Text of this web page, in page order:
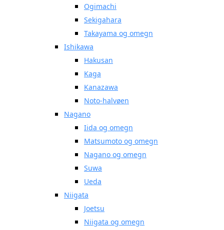
Ogimachi
Sekigahara
Takayama og omegn
Ishikawa
Hakusan
Kaga
Kanazawa
Noto-halvøen
Nagano
Iida og omegn
Matsumoto og omegn
Nagano og omegn
Suwa
Ueda
Niigata
Joetsu
Niigata og omegn